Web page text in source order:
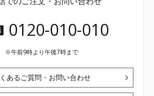
0120-010-010
午前9時より午後7時まで
あるご質問・お問い合わせ